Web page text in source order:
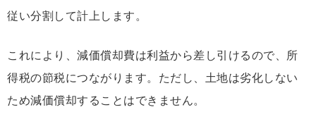
従い分割して計上します。
これにより、減価償却費は利益から差し引けるので、所
得税の節税につながります。ただし、土地は劣化しない
ため減価償却することはできません。